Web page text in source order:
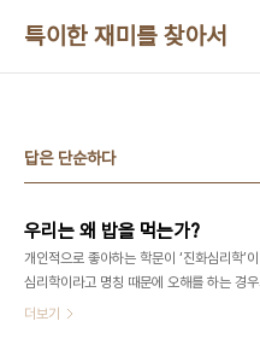
특이한 재미를 찾아서
답은 단순하다
우리는 왜 밥을 먹는가?
개인적으로 좋아하는 학문이 ‘진화심리학’
심리학이라고 명칭 때문에 오해를 하는 경
만 기존의 심리학이나 사회과학하고는 일정
더보기